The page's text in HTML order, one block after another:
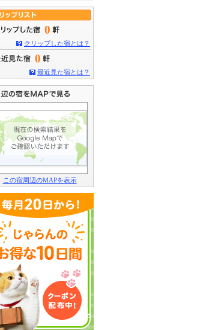
0
クリップした宿とは？
0
最近見た宿とは？
この宿周辺のMAPを表示